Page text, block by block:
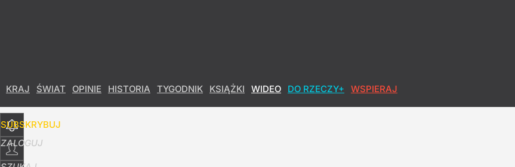
KRAJ ŚWIAT OPINIE HISTORIA TYGODNIK KSIĄŻKI WIDEO DO RZECZY+ WSPIERAJ
SUBSKRYBUJ
ZALOGUJ